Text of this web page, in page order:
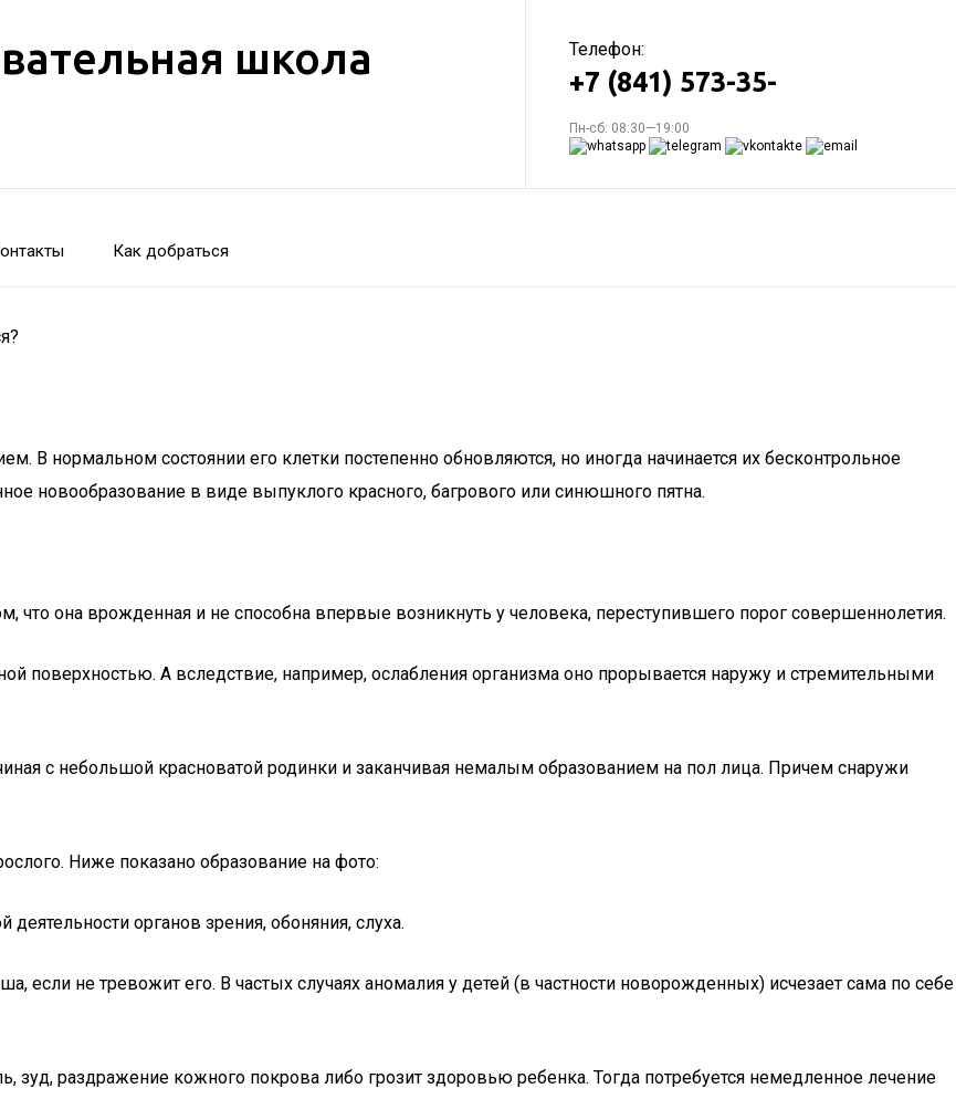
школа Телефон:
+7 (841) 573-35-
Пн-сб: 08:30—19:00
Как добраться
В нормальном состоянии его клетки постепенно обновляются, но иногда начинается их бесконтрольное
новообразование в виде выпуклого красного, багрового или синюшного пятна.
что она врожденная и не способна впервые возникнуть у человека, переступившего порог совершеннолетия.
поверхностью. А вследствие, например, ослабления организма оно прорывается наружу и стремительными
с небольшой красноватой родинки и заканчивая немалым образованием на пол лица. Причем снаружи
Ниже показано образование на фото:
органов зрения, обоняния, слуха.
если не тревожит его. В частых случаях аномалия у детей (в частности новорожденных) исчезает сама по себе
зуд, раздражение кожного покрова либо грозит здоровью ребенка. Тогда потребуется немедленное лечение